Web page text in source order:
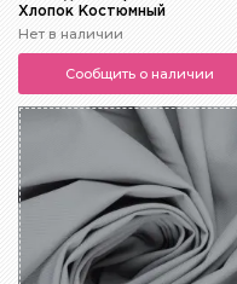
Хлопок Костюмный
Нет в наличии
Сообщить о наличии